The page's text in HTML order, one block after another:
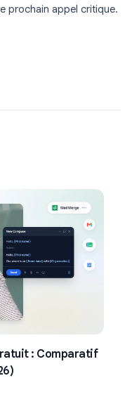
prochain appel critique.
: Comparatif